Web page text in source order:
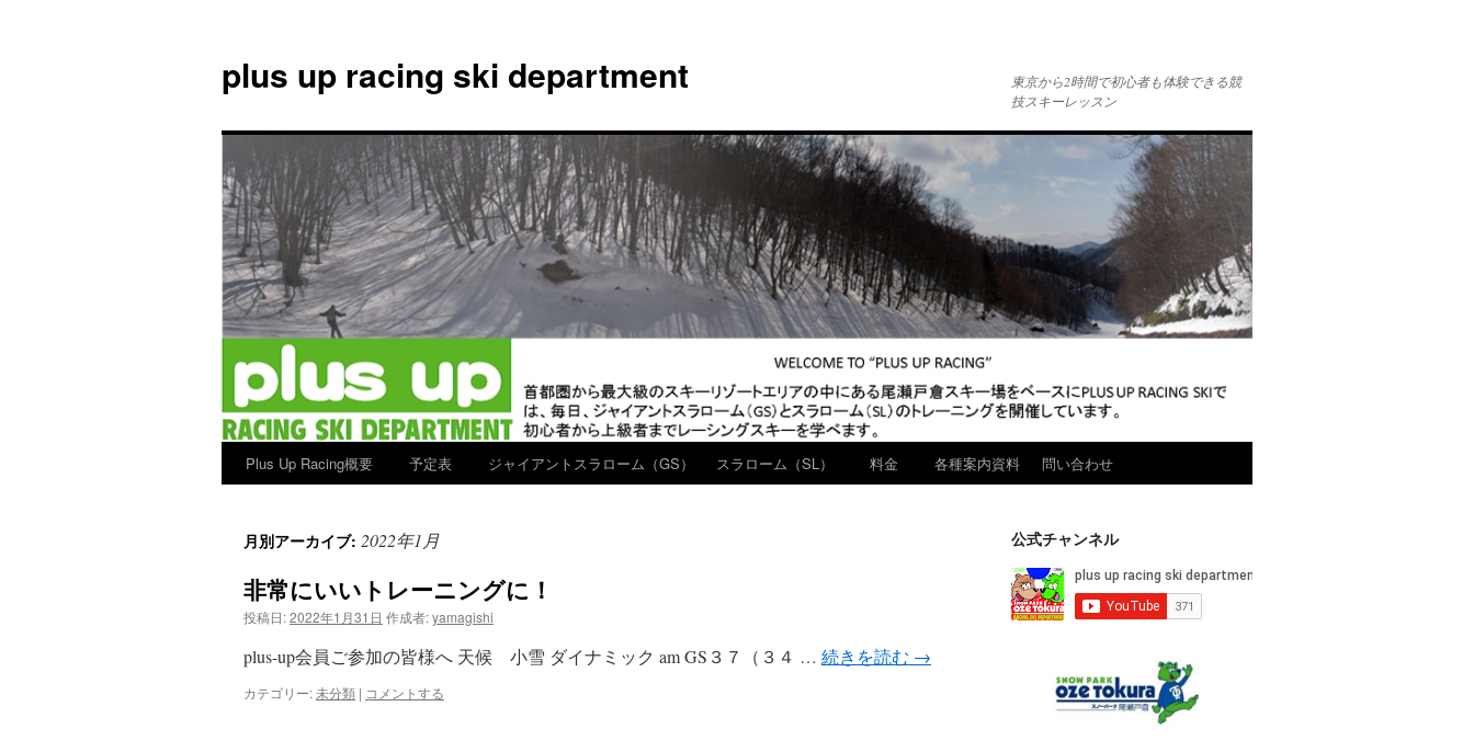
plus up racing ski department
東京から2時間で初心者も体験できる競
技スキーレッスン
テ
ン
へ
Plus Up Racing概要 予定表 ジャイアントスラローム（GS） スラローム（SL） 料金 各種案内資料 問い合わせ
月別アーカイブ: 2022年1月
非常にいいトレーニングに！
投稿日:2022年1月31日 作成者:yamagishi
plus-up会員ご参加の皆様へ 天候 小雪 ダイナミック am GS３７（３４ … 続きを読む →
カテゴリー:未分類 | コメントする
公式チャンネル